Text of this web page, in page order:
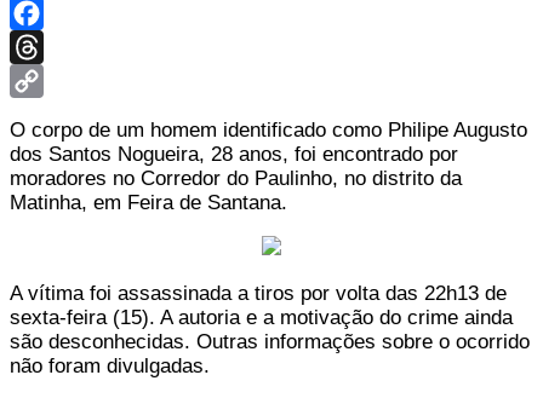
X
Facebook
Threads
Link
O corpo de um homem identificado como Philipe Augusto
dos Santos Nogueira, 28 anos, foi encontrado por
moradores no Corredor do Paulinho, no distrito da
Matinha, em Feira de Santana.
A vítima foi assassinada a tiros por volta das 22h13 de
sexta-feira (15). A autoria e a motivação do crime ainda
são desconhecidas. Outras informações sobre o ocorrido
não foram divulgadas.